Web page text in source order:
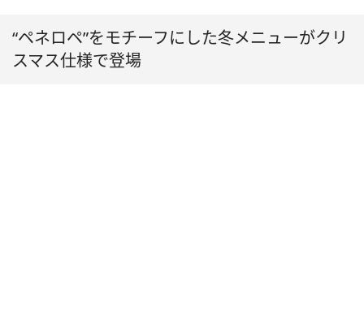
“ペネロペ”をモチーフにした冬メニューがクリ
スマス仕様で登場